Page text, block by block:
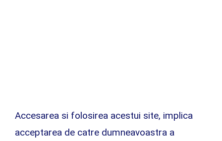
Accesarea si folosirea acestui site, implica
acceptarea de catre dumneavoastra a